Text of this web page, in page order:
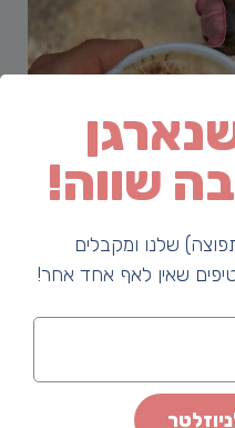
הגולן
תאוצה גבוהה בישראל
שווה!
שלנו ומקבלים
שאין לאף אחד אחר!